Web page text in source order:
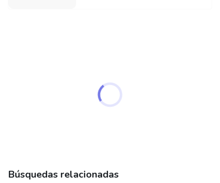
product
page
Búsquedas relacionadas